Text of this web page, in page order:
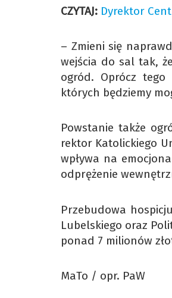
CZYTAJ: Dyrektor
– Zmieni się
wejścia do sal tak,
ogród. Oprócz tego
których będziemy
Powstanie także
rektor Katolickiego
wpływa na
odprężenie
Przebudowa
Lubelskiego oraz
ponad 7 milionów
MaTo / opr. PaW